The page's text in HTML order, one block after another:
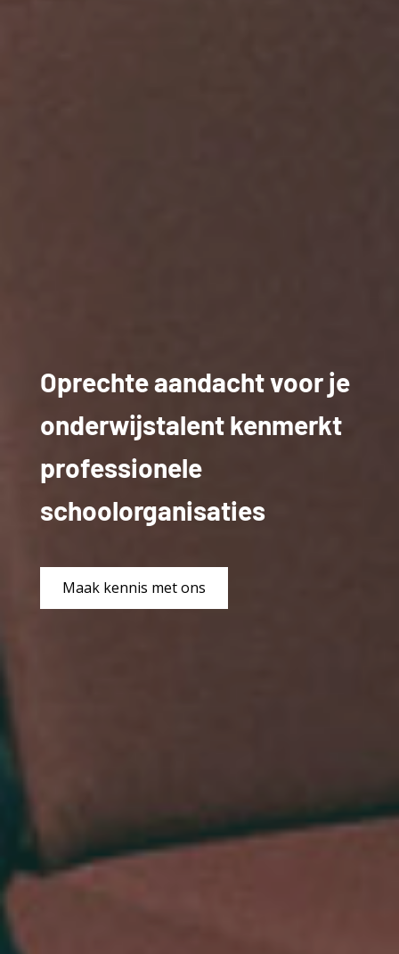
Oprechte aandacht voor je
onderwijstalent kenmerkt
professionele
schoolorganisaties
Maak kennis met ons